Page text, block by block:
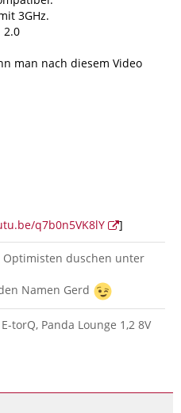
3GHz.
2.0
man nach diesem Video
q7b0n5VK8lY ]
Optimisten duschen unter
Namen Gerd
torQ, Panda Lounge 1,2 8V